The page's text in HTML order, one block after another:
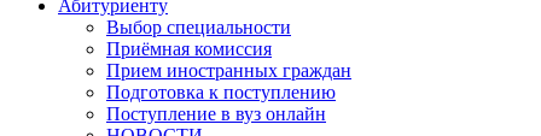
Абитуриенту
Выбор специальности
Приёмная комиссия
Прием иностранных граждан
Подготовка к поступлению
Поступление в вуз онлайн